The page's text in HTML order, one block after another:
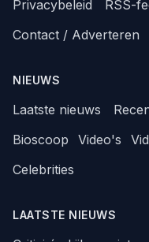
Privacybeleid
RSS-
Contact / Adverteren
NIEUWS
Laatste nieuws
Bioscoop
Video's
Celebrities
LAATSTE NIEUWS